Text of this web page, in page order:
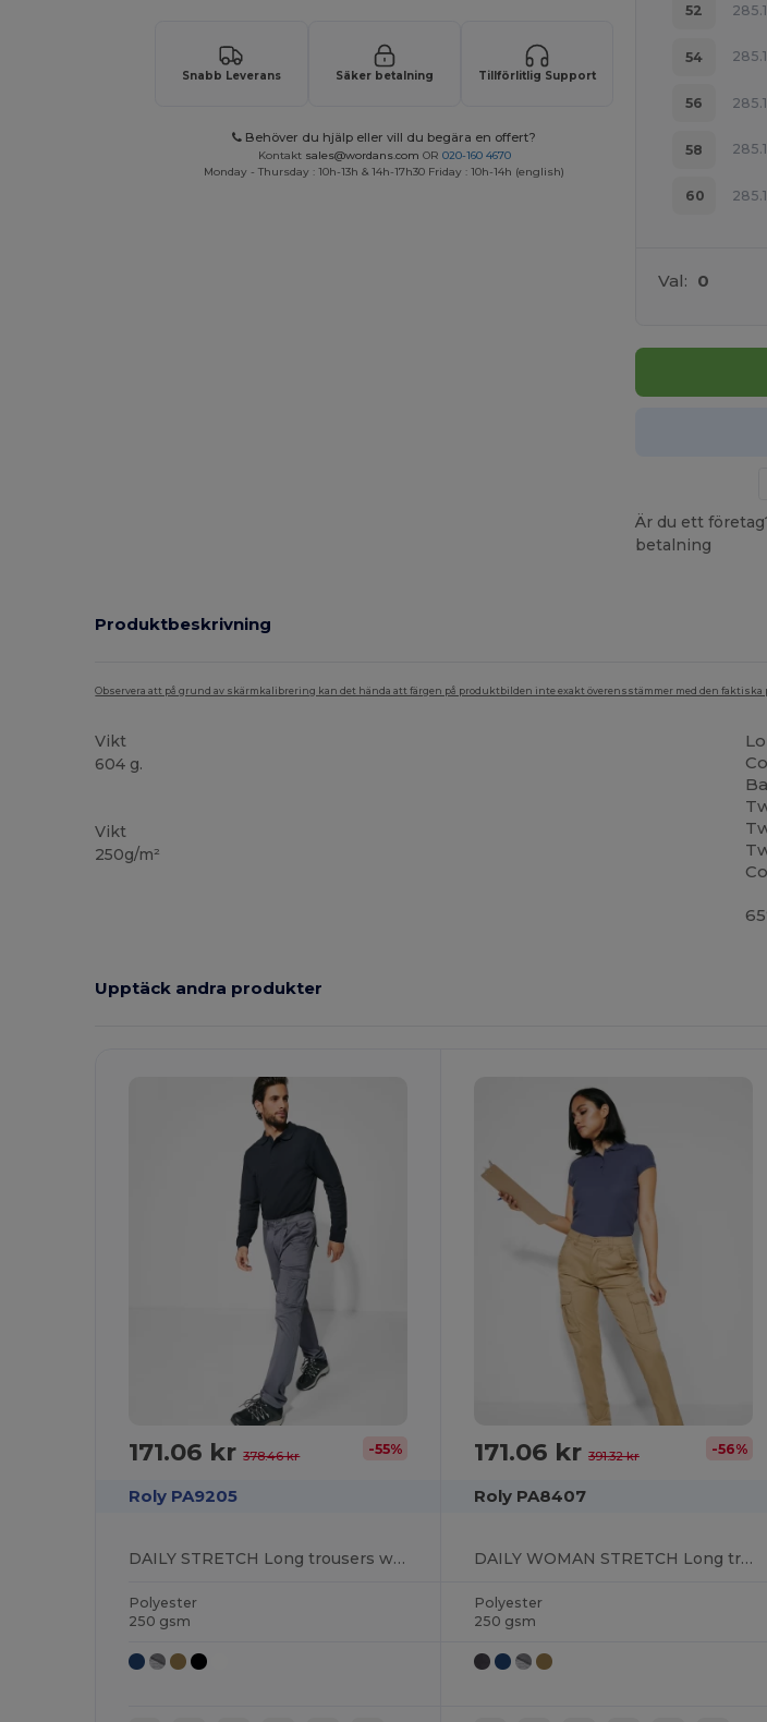
Snabb Leverans Säker betalning Tillförlitlig Support
Behöver du hjälp eller vill du begära en offert?
Kontakt sales@wordans.com OR 020-160 4670
Monday - Thursday : 10h-13h & 14h-17h30 Friday : 10h-14h (english)
52
54
56
58
60
Val: 0
Är du ett
betalning
Produktbeskrivning
Observera att på grund av skärmkalibrering kan det hända att färgen på produktbilden inte exakt överensstämmer med den faktiska
Vikt
604 g.
Vikt
250g/m²
Upptäck andra produkter
171.06 kr378.46 kr -55%
Roly PA9205
DAILY STRETCH Long trousers with elastane
Polyester
250 gsm
171.06 kr 391.32 kr -56%
Roly PA8407
DAILY WOMAN STRETCH Long trousers for women with elastane
Polyester
250 gsm